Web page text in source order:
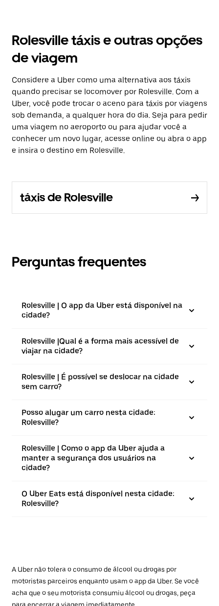
Rolesville táxis e outras opções
de viagem
Considere a Uber como uma alternativa aos táxis
quando precisar se locomover por Rolesville. Com a
Uber, você pode trocar o aceno para táxis por viagens
sob demanda, a qualquer hora do dia. Seja para pedir
uma viagem no aeroporto ou para ajudar você a
conhecer um novo lugar, acesse online ou abra o app
e insira o destino em Rolesville.
táxis de Rolesville
Perguntas frequentes
Rolesville | O app da Uber está disponível na
cidade?
Rolesville |⁠Qual é a forma mais acessível de
viajar na cidade?
Rolesville | É possível se deslocar na cidade
sem carro?
Posso alugar um carro nesta cidade:
Rolesville?
Rolesville | Como o app da Uber ajuda a
manter a segurança dos usuários na
cidade?
O Uber Eats está disponível nesta cidade:
Rolesville?
A Uber não tolera o consumo de álcool ou drogas por
motoristas parceiros enquanto usam o app da Uber. Se você
acha que o seu motorista consumiu álcool ou drogas, peça